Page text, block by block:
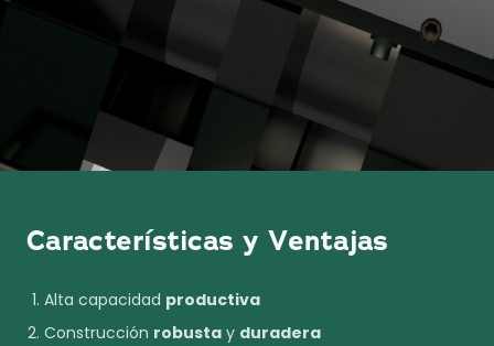
Características y Ventajas
Alta capacidad productiva
Construcción robusta y duradera